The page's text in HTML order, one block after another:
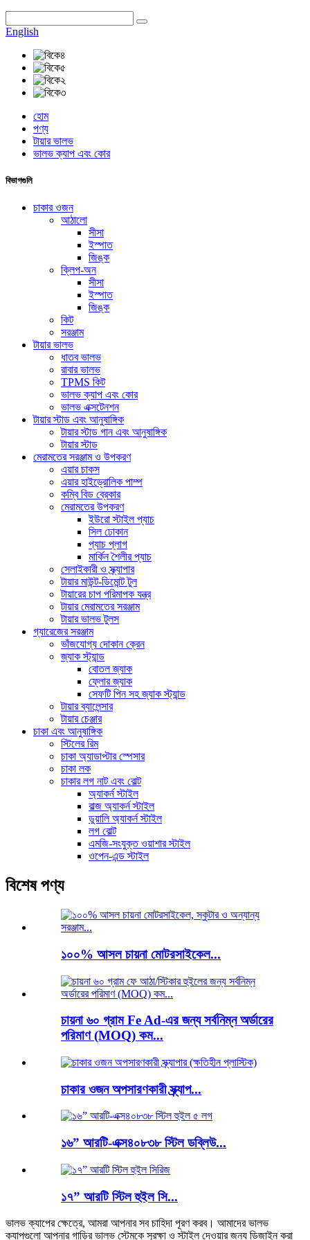
English
হোম
পণ্য
টায়ার ভালভ
ভালভ ক্যাপ এবং কোর
বিভাগগুলি
চাকার ওজন
আঠালো
সীসা
ইস্পাত
জিঙ্ক
ক্লিপ-অন
সীসা
ইস্পাত
জিঙ্ক
কিট
সরঞ্জাম
টায়ার ভালভ
ধাতব ভালভ
রাবার ভালভ
TPMS কিট
ভালভ ক্যাপ এবং কোর
ভালভ এক্সটেনশন
টায়ার স্টাড এবং আনুষাঙ্গিক
টায়ার স্টাড গান এবং আনুষাঙ্গিক
টায়ার স্টাড
মেরামতের সরঞ্জাম ও উপকরণ
এয়ার চাকস
এয়ার হাইড্রোলিক পাম্প
কম্বি বিড ব্রেকার
মেরামতের উপকরণ
ইউরো স্টাইল প্যাচ
সিল ঢোকান
প্যাচ প্লাগ
মার্কিন শৈলীর প্যাচ
সেলাইকারী ও স্ক্র্যাপার
টায়ার মাউন্ট-ডিমোন্ট টুল
টায়ারের চাপ পরিমাপক যন্ত্র
টায়ার মেরামতের সরঞ্জাম
টায়ার ভালভ টুলস
গ্যারেজের সরঞ্জাম
ভাঁজযোগ্য দোকান ক্রেন
জ্যাক স্ট্যান্ড
বোতল জ্যাক
ফ্লোর জ্যাক
সেফটি পিন সহ জ্যাক স্ট্যান্ড
টায়ার ব্যালেন্সার
টায়ার চেঞ্জার
চাকা এবং আনুষাঙ্গিক
স্টিলের রিম
চাকা অ্যাডাপ্টার স্পেসার
চাকা লক
চাকার লগ নাট এবং বোল্ট
অ্যাকর্ন স্টাইল
বাল্জ অ্যাকর্ন স্টাইল
ডুয়ালি অ্যাকর্ন স্টাইল
লগ বোল্ট
এমজি-সংযুক্ত ওয়াশার স্টাইল
ওপেন-এন্ড স্টাইল
বিশেষ পণ্য
১০০% আসল চায়না মোটরসাইকেল...
চায়না ৬০ গ্রাম Fe Ad-এর জন্য সর্বনিম্ন অর্ডারের
পরিমাণ (MOQ) কম...
চাকার ওজন অপসারণকারী স্ক্র্যাপ...
১৬” আরটি-এক্স৪০৮৩৮ স্টিল ডব্লিউ...
১৭” আরটি স্টিল হুইল সি...
ভালভ ক্যাপের ক্ষেত্রে, আমরা আপনার সব চাহিদা পূরণ করব। আমাদের ভালভ
ক্যাপগুলো আপনার গাড়ির ভালভ স্টেমকে সুরক্ষা ও স্টাইল দেওয়ার জন্য ডিজাইন করা